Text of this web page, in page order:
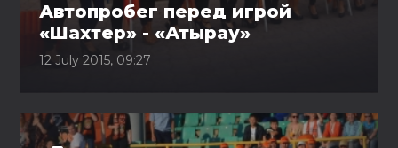
Автопробег перед игрой
«Шахтер» - «Атырау»
12 July 2015, 09:27